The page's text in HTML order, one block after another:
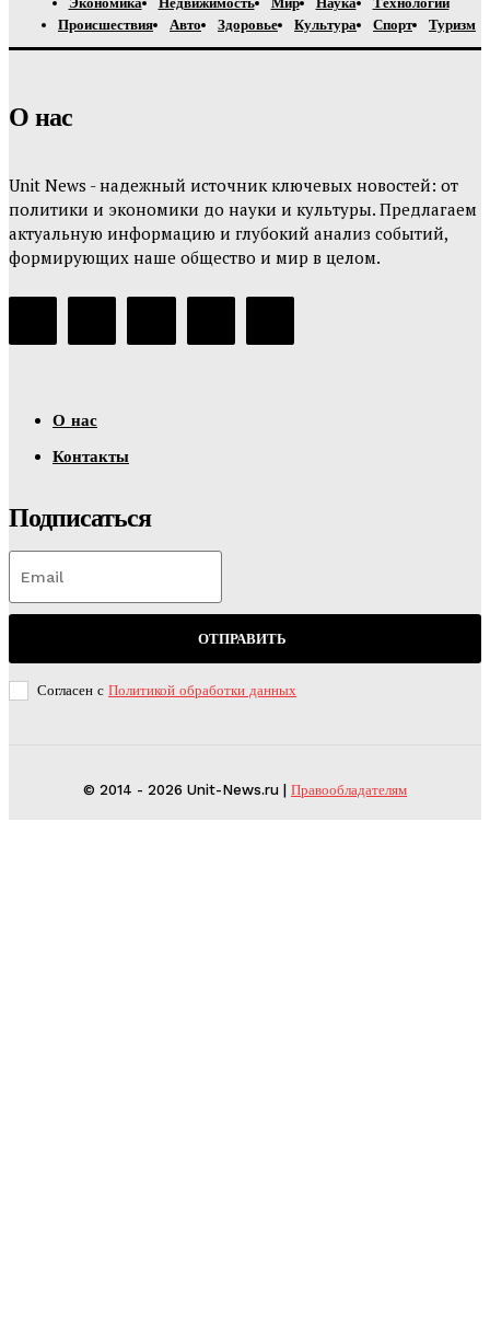
Происшествия
Авто Здоровье Культура Спорт Туризм
О нас
Unit News - надежный источник ключевых новостей: от
политики и экономики до науки и культуры. Предлагаем
актуальную информацию и глубокий анализ событий,
формирующих наше общество и мир в целом.
О нас
Контакты
Подписаться
ОТПРАВИТЬ
Согласен с Политикой обработки данных
© 2014 - 2026 Unit-News.ru | Правообладателям